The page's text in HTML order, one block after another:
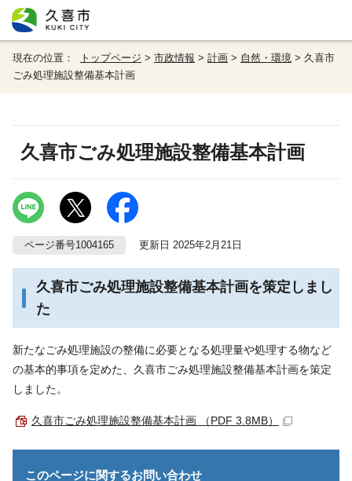
現在の位置： トップページ > 市政情報 > 計画 > 自然・環境 > 久喜市
ごみ処理施設整備基本計画
久喜市ごみ処理施設整備基本計画
ページ番号1004165 更新日 2025年2月21日
久喜市ごみ処理施設整備基本計画を策定しまし
た
新たなごみ処理施設の整備に必要となる処理量や処理する物など
の基本的事項を定めた、久喜市ごみ処理施設整備基本計画を策定
しました。
久喜市ごみ処理施設整備基本計画 （PDF 3.8MB）
このページに関するお問い合わせ